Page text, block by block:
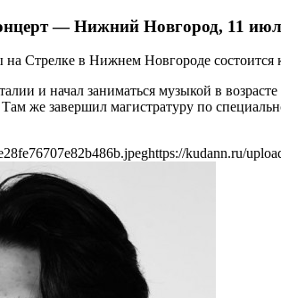
— Нижний Новгород, 11
Стрелке в Нижнем Новгороде
и начал заниматься музыкой в
же завершил магистратуру по
https://kudann.ru/